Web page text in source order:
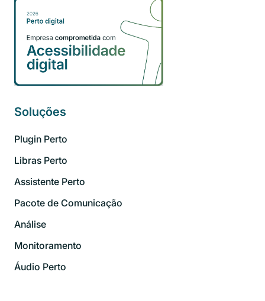
Soluções
Plugin Perto
Libras Perto
Assistente Perto
Pacote de Comunicação
Análise
Monitoramento
Áudio Perto